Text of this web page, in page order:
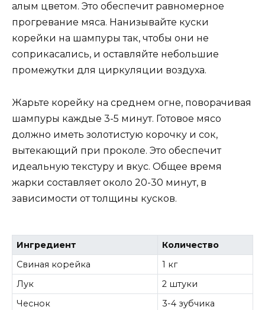
алым цветом. Это обеспечит равномерное
прогревание мяса. Нанизывайте куски
корейки на шампуры так, чтобы они не
соприкасались, и оставляйте небольшие
промежутки для циркуляции воздуха.
Жарьте корейку на среднем огне, поворачивая
шампуры каждые 3-5 минут. Готовое мясо
должно иметь золотистую корочку и сок,
вытекающий при проколе. Это обеспечит
идеальную текстуру и вкус. Общее время
жарки составляет около 20-30 минут, в
зависимости от толщины кусков.
Ингредиент
Количество
Свиная корейка
1 кг
Лук
2 штуки
Чеснок
3-4 зубчика